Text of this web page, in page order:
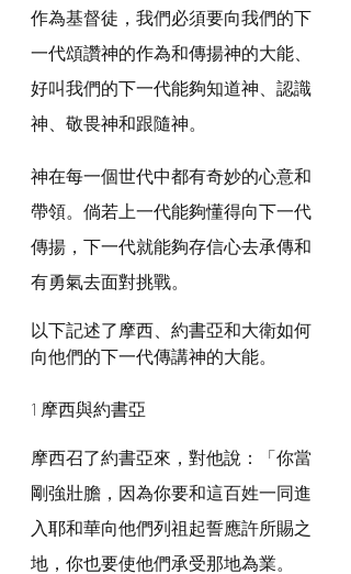
作為基督徒，我們必須要向我們的下
一代頌讚神的作為和傳揚神的大能、
好叫我們的下一代能夠知道神、認識
神、敬畏神和跟隨神。
神在每一個世代中都有奇妙的心意和
帶領。倘若上一代能夠懂得向下一代
傳揚，下一代就能夠存信心去承傳和
有勇氣去面對挑戰。
以下記述了摩西、約書亞和大衛如何
向他們的下一代傳講神的大能。
1 摩西與約書亞
摩西召了約書亞來，對他說：「你當
剛強壯膽，因為你要和這百姓一同進
入耶和華向他們列祖起誓應許所賜之
地，你也要使他們承受那地為業。